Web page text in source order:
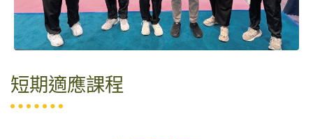
短期適應課程​​